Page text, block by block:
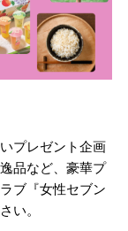
プレゼント企画
品など、豪華プ
ブ『女性セブン
い。